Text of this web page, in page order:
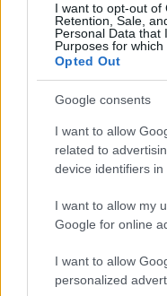
I want to opt-out of
Retention, Sale,
Personal Data that
Purposes for which
Opted Out
Google consents
I want to allow
related to
device identifiers in
I want to allow my
Google for online
I want to allow
personalized
Na Koroško prihaja
avtomobilski spektakel:
Rohnenje motorjev,
progah in atraktivni Car
Več iz kategorije
Vreme: Pred nami spet